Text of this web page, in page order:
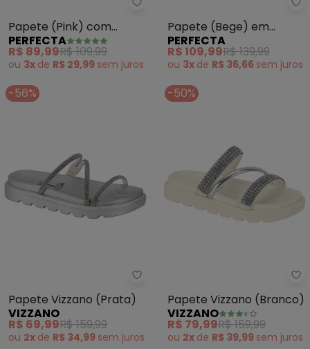
Perfecta - Papete (Pink) com
Papete (Pink) com
Aplcação de Strass
PERFECTA
R$ 89,99R$ 109,99
ou 3x de R$ 29,99 sem juros
Papete (Bege) em
Sintético
PERFECTA
R$ 109,99R$ 139,99
ou 3x de R$ 36,66 sem juros
-56%
Vizzano - Papete Vizzano
Papete Vizzano (Prata)
VIZZANO
R$ 69,99R$ 159,99
ou 2x de R$ 34,99 sem juros
-50%
Papete Vizzano (Branco)
VIZZANO
R$ 79,99R$ 159,99
ou 2x de R$ 39,99 sem juros